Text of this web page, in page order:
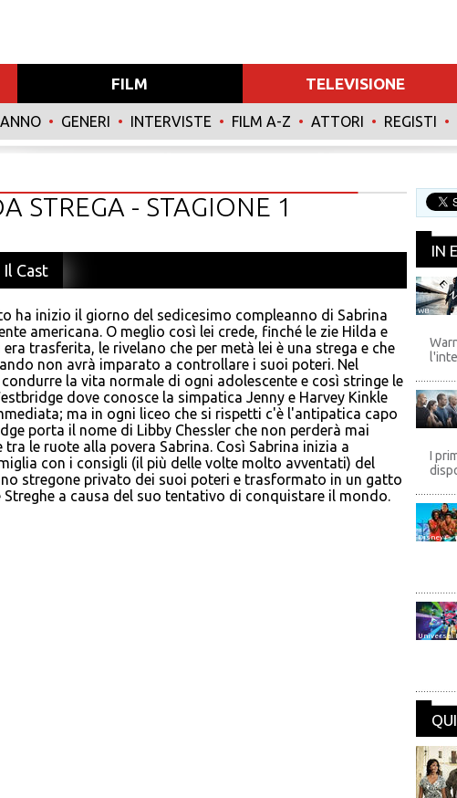
FILM TELEVISIONE
• GENERI • INTERVISTE • FILM A-Z • ATTORI • REGISTI •
STREGA - STAGIONE 1
Il Cast
ha inizio il giorno del sedicesimo compleanno di Sabrina
americana. O meglio così lei crede, finché le zie Hilda e
trasferita, le rivelano che per metà lei è una strega e che
non avrà imparato a controllare i suoi poteri. Nel
la vita normale di ogni adolescente e così stringe le
dove conosce la simpatica Jenny e Harvey Kinkle
ma in ogni liceo che si rispetti c'è l'antipatica capo
porta il nome di Libby Chessler che non perderà mai
le ruote alla povera Sabrina. Così Sabrina inizia a
con i consigli (il più delle volte molto avventati) del
stregone privato dei suoi poteri e trasformato in un gatto
a causa del suo tentativo di conquistare il mondo.
IN
WB
I
Disney+
Universal